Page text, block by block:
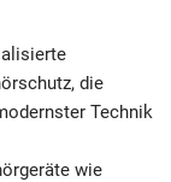
die
Technik
wie